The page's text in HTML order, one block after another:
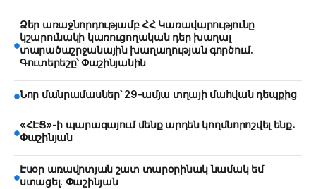
Ձեր առաջնորդությամբ ՀՀ Կառավարությունը
կշարունակի կառուցողական դեր խաղալ
տարածաշրջանային խաղաղության գործում.
Գուտերեշը՝ Փաշինյանին
Նոր մանրամասներ՝ 29-ամյա տղայի մահվան դեպքից
«ՀԷՑ»-ի պարագայում մենք արդեն կողմնորոշվել ենք․
Փաշինյան
Էսօր առավոտյան շատ տարօրինակ նամակ եմ
ստացել. Փաշինյան